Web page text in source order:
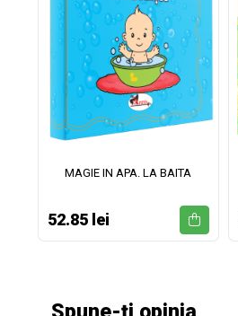
MAGIE IN APA. LA BAITA
52.85 lei